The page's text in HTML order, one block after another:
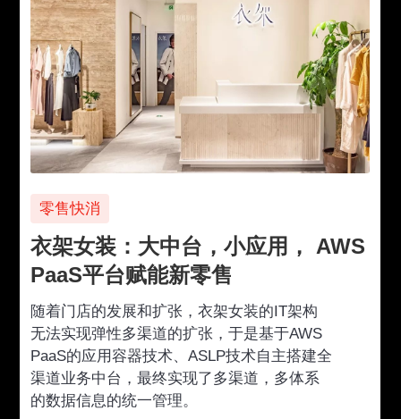
：大中台，小应用， AWS
赋能新零售
发展和扩张，衣架女装的IT架构
性多渠道的扩张，于是基于AWS
容器技术、ASLP技术自主搭建全
台，最终实现了多渠道，多体系
的统一管理。
安徽省
安徽省委基
建平台，为
三会一课、
动端党务应